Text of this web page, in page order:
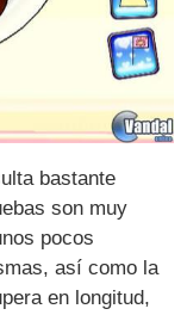
bastante
son muy
pocos
así como la
en longitud,